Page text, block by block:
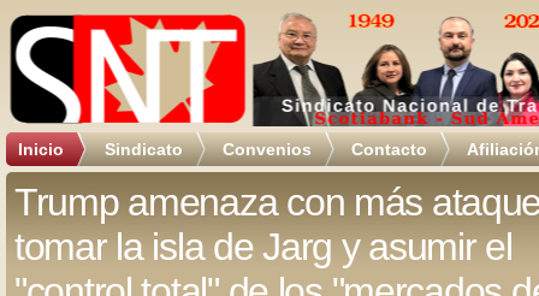
Inicio Sindicato Convenios Contacto
Trump amenaza con más
tomar la isla de Jarg y asumir el